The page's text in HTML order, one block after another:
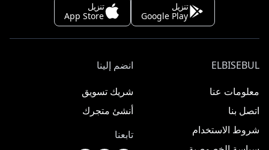
تنزيل
Google Play
تنزيل
App Store
ELBISEBUL
معلومات عنا
اتصل بنا
شروط الاستخدام
انضم إلينا
شريك تسويق
أنشئ متجرك
تابعنا